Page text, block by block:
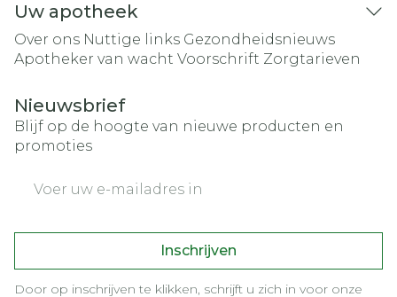
Uw apotheek
Over ons Nuttige links Gezondheidsnieuws
Apotheker van wacht Voorschrift Zorgtarieven
Nieuwsbrief
Blijf op de hoogte van nieuwe producten en
promoties
Inschrijven
Door op inschrijven te klikken, schrijft u zich in voor onze